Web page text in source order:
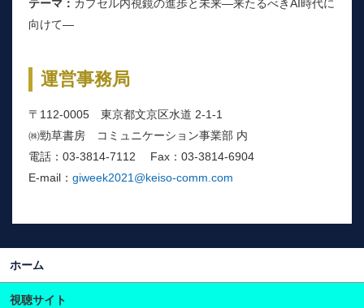
テーマ： カプセル内視鏡の進歩と未来―来たるべきAI時代に
向けて―
運営事務局
〒112-0005 東京都文京区水道 2-1-1
㈱勁草書房 コミュニケーション事業部 内
電話：03-3814-7112 Fax：03-3814-6904
E-mail： giweek2021@keiso-comm.com
ホーム
視聴サイト